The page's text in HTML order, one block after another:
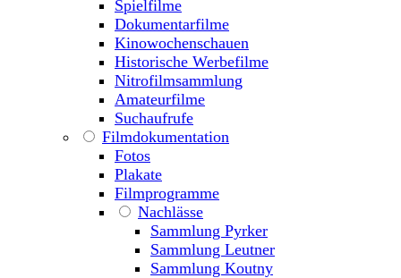
Spielfilme
Dokumentarfilme
Kinowochenschauen
Historische Werbefilme
Nitrofilmsammlung
Amateurfilme
Suchaufrufe
Filmdokumentation
Fotos
Plakate
Filmprogramme
Nachlässe
Sammlung Pyrker
Sammlung Leutner
Sammlung Koutny